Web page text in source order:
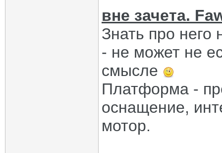
вне зачета.
Знать про него
- не может не
смысле
Платформа -
оснащение,
мотор.